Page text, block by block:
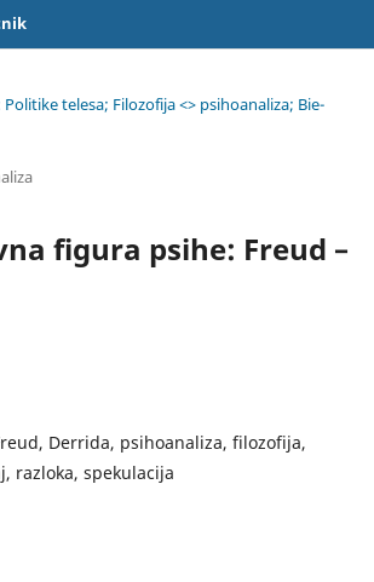
Politike telesa; Filozofija <> psihoanaliza; Bie-
figura psihe: Freud –
Derrida, psihoanaliza, filozofija,
razloka, spekulacija